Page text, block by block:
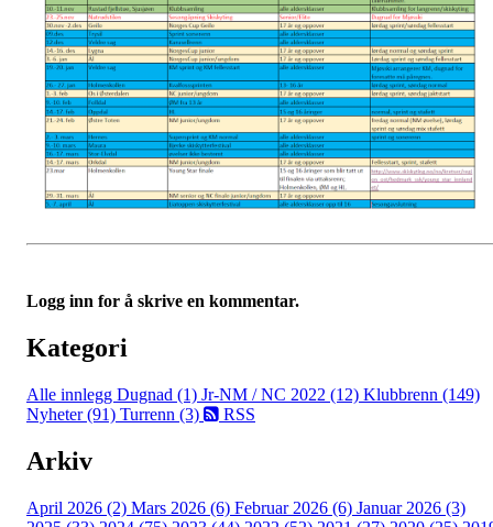
Logg inn for å skrive en kommentar.
Kategori
Alle innlegg Dugnad (1) Jr-NM / NC 2022 (12) Klubbrenn (149)
Nyheter (91) Turrenn (3) RSS
Arkiv
April 2026 (2) Mars 2026 (6) Februar 2026 (6) Januar 2026 (3)